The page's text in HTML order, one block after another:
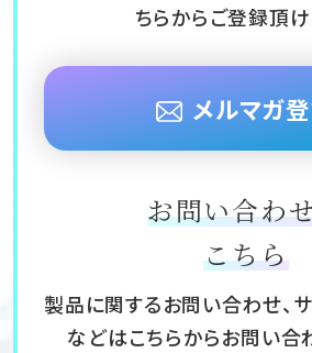
ちらからご登録頂け
メルマガ
お問い合わ
こちら
製品に関するお問い合わせ、
などはこちらからお問い合